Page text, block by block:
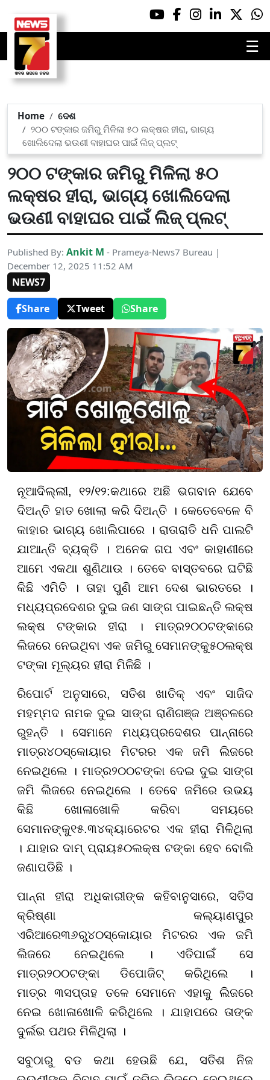
☰
Home
ଦେଶ
୨୦୦ ଟଙ୍କାର ଜମିରୁ ମିଳିଲା ୫୦ ଲକ୍ଷର ହୀରା, ଭାଗ୍ୟ
ଖୋଲିଦେଲା ଭଉଣୀ ବାହାଘର ପାଇଁ ଲିଜ୍ ପ୍ଲଟ୍
୨୦୦ ଟଙ୍କାର ଜମିରୁ ମିଳିଲା ୫୦
ଲକ୍ଷର ହୀରା, ଭାଗ୍ୟ ଖୋଲିଦେଲା
ଭଉଣୀ ବାହାଘର ପାଇଁ ଲିଜ୍ ପ୍ଲଟ୍
Published By: Ankit M - Prameya-News7 Bureau |
December 12, 2025 11:52 AM
NEWS7
Share
Tweet Share
ନୂଆଦିଲ୍ଲୀ, ୧୨/୧୨:କଥାରେ ଅଛି ଭଗବାନ ଯେବେ
ଦିଅନ୍ତି ହାତ ଖୋଲା କରି ଦିଅନ୍ତି । କେତେବେଳେ ବି
କାହାର ଭାଗ୍ୟ ଖୋଲିପାରେ । ରାତାରାତି ଧନି ପାଲଟି
ଯାଆନ୍ତି ବ୍ୟକ୍ତି । ଅନେକ ଗପ ଏବଂ କାହାଣୀରେ
ଆମେ ଏକଥା ଶୁଣିଥାଉ । ତେବେ ବାସ୍ତବରେ ଘଟିଛି
କିଛି ଏମିତି । ତାହା ପୁଣି ଆମ ଦେଶ ଭାରତରେ ।
ମଧ୍ୟପ୍ରଦେଶର ଦୁଇ ଜଣ ସାଙ୍ଗ ପାଇଛନ୍ତି ଲକ୍ଷ
ଲକ୍ଷ ଟଙ୍କାର ହୀରା । ମାତ୍ର୨୦୦ଟଙ୍କାରେ
ଲିଜରେ ନେଇଥିବା ଏକ ଜମିରୁ ସେମାନଙ୍କୁ୫୦ଲକ୍ଷ
ଟଙ୍କା ମୂଲ୍ୟର ହୀରା ମିଳିଛି ।
ରିପୋର୍ଟ ଅନୁସାରେ, ସତିଶ ଖାତିକ୍ ଏବଂ ସାଜିଦ
ମହମ୍ମଦ ନାମକ ଦୁଇ ସାଙ୍ଗ ରାଣିଗଞ୍ଜ ଅଞ୍ଚଳରେ
ରୁହନ୍ତି । ସେମାନେ ମଧ୍ୟପ୍ରଦେଶର ପାନ୍ନାରେ
ମାତ୍ର୪୦ସ୍କୋୟାର ମିଟରର ଏକ ଜମି ଲିଜରେ
ନେଇଥିଲେ । ମାତ୍ର୨୦୦ଟଙ୍କା ଦେଇ ଦୁଇ ସାଙ୍ଗ
ଜମି ଲିଜରେ ନେଇଥିଲେ । ତେବେ ଜମିରେ ଉଭୟ
କିଛି ଖୋଳାଖୋଳି କରିବା ସମୟରେ
ସେମାନଙ୍କୁ୧୫.୩୪କ୍ୟାରେଟର ଏକ ହୀରା ମିଳିଥିଲା
। ଯାହାର ଦାମ୍ ପ୍ରାୟ୫୦ଲକ୍ଷ ଟଙ୍କା ହେବ ବୋଲି
ଜଣାପଡିଛି ।
ପାନ୍ନା ହୀରା ଅଧିକାରୀଙ୍କ କହିବାନୁସାରେ, ସତିସ
କ୍ରିଷ୍ଣା କଲ୍ୟାଣପୁର
ଏରିଆରେ୩୬ରୁ୪୦ସ୍କୋୟାର ମିଟରର ଏକ ଜମି
ଲିଜରେ ନେଇଥିଲେ । ଏତିପାଇଁ ସେ
ମାତ୍ର୨୦୦ଟଙ୍କା ଡିପୋଜିଟ୍ କରିଥିଲେ ।
ମାତ୍ର ୩ସପ୍ତାହ ତଳେ ସେମାନେ ଏହାକୁ ଲିଜରେ
ନେଇ ଖୋଳାଖୋଳି କରିଥିଲେ । ଯାହାପରେ ତାଙ୍କ
ଦୁର୍ଲଭ ପଥର ମିଳିଥିଲା ।
ସବୁଠାରୁ ବଡ କଥା ହେଉଛି ଯେ, ସତିଶ ନିଜ